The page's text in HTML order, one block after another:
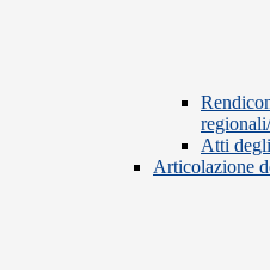
Atti
Articolazione